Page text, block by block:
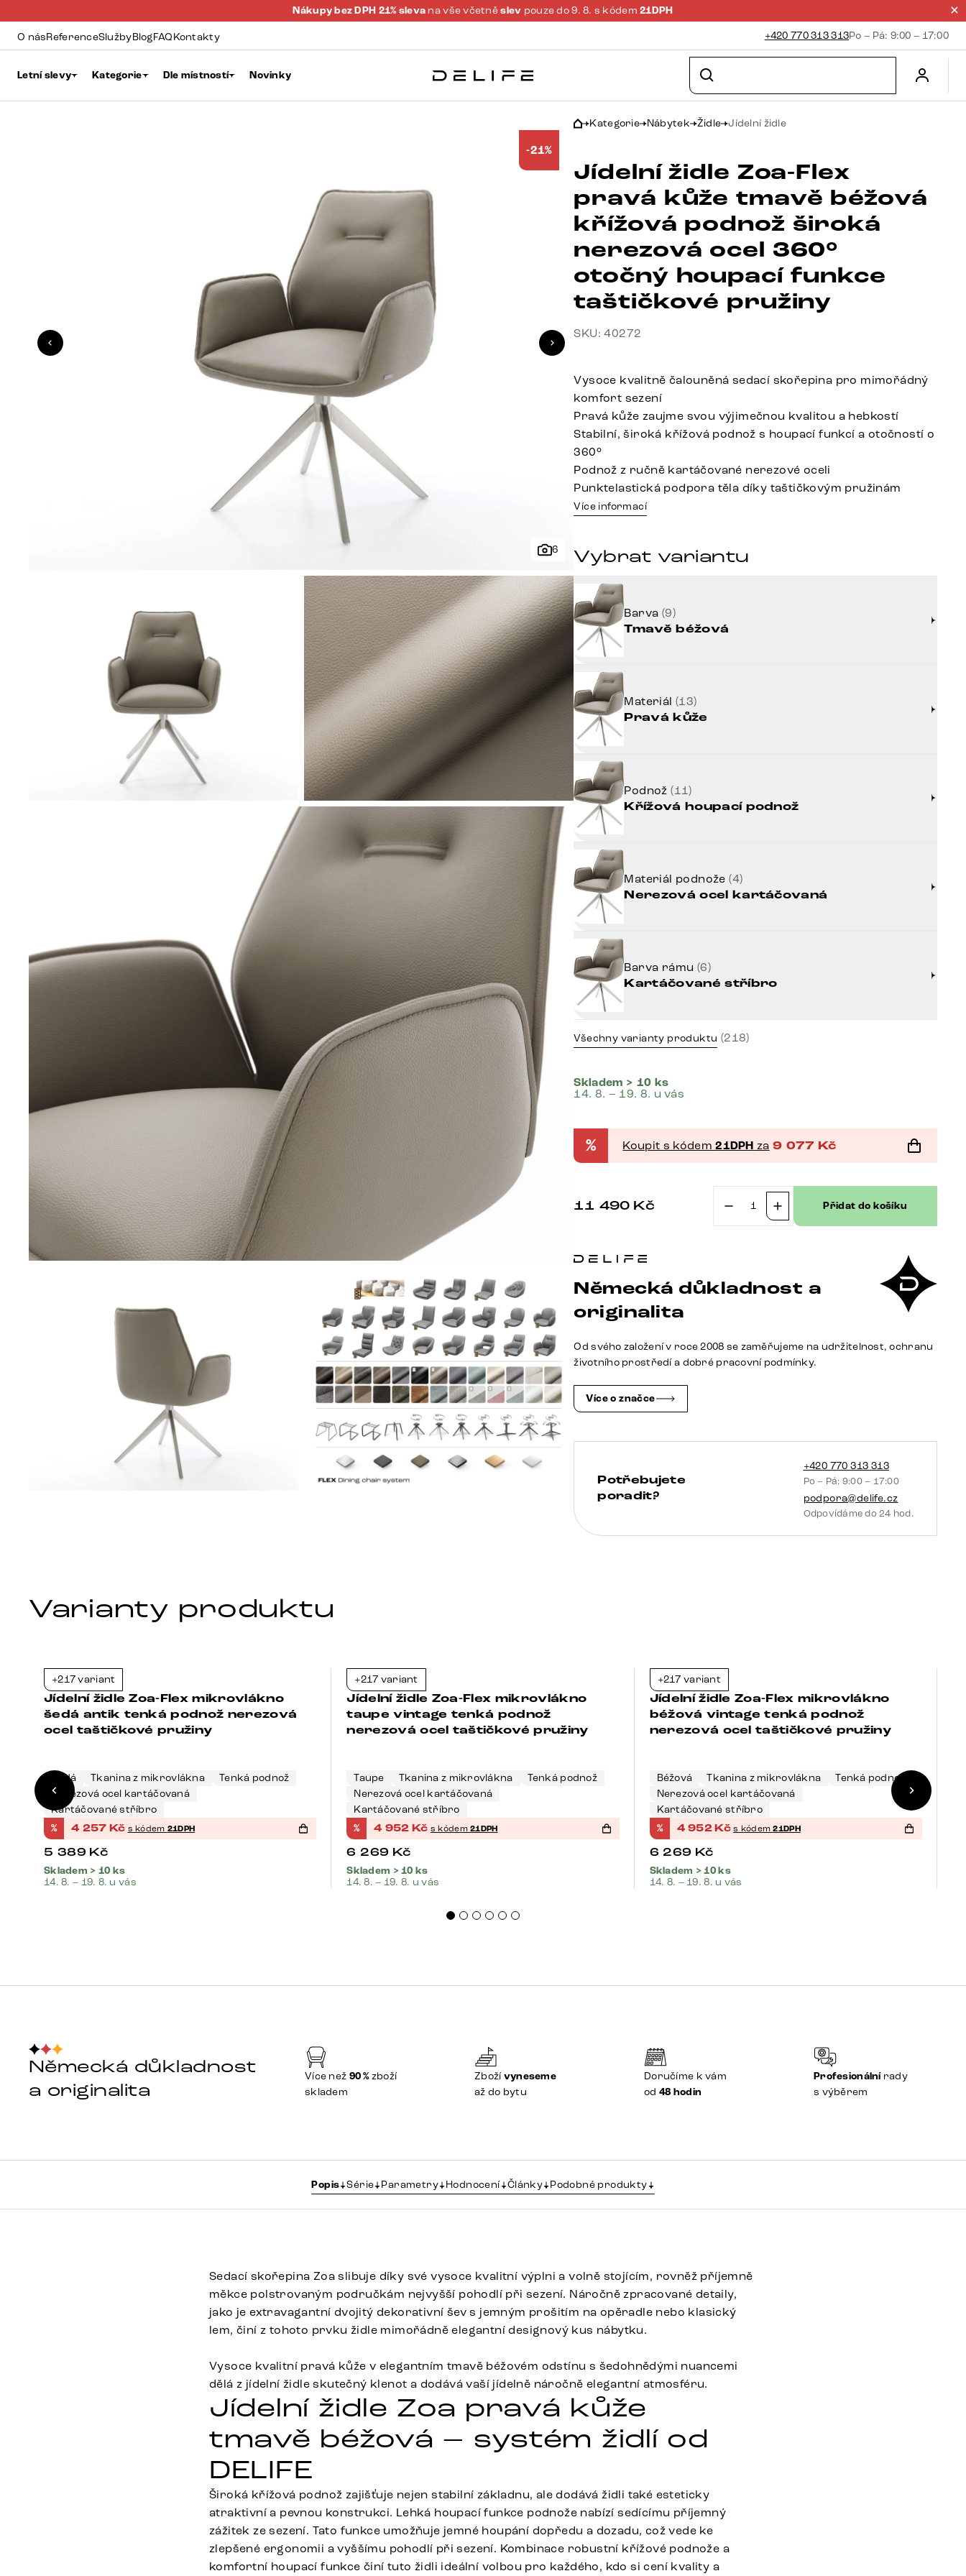
Nákupy bez DPH 21% sleva na vše včetněslev pouze do 9. 8. s kódem21DPH
O násReferenceSlužbyBlogFAQKontakty +420 770 313 313Po – Pá: 9:00 – 17:00
Letní slevy Kategorie Dle místností Novinky
6
-21%
Kategorie Nábytek Židle Jídelní židle
Jídelní židle Zoa-Flex
pravá kůže tmavě béžová
křížová podnož široká
nerezová ocel 360°
otočný houpací funkce
taštičkové pružiny
SKU: 40272
Vysoce kvalitně čalouněná sedací skořepina pro mimořádný
komfort sezení
Pravá kůže zaujme svou výjimečnou kvalitou a hebkostí
Stabilní, široká křížová podnož s houpací funkcí a otočností o
360°
Podnož z ručně kartáčované nerezové oceli
Punktelastická podpora těla díky taštičkovým pružinám
Více informací
Vybrat variantu
Barva (9)
Tmavě béžová
Materiál (13)
Pravá kůže
Podnož(11)
Křížová houpací podnož
Materiál podnože(4)
Nerezová ocel kartáčovaná
Barva rámu (6)
Kartáčované stříbro
Všechny varianty produktu (218)
Skladem > 10 ks
14. 8. – 19. 8. u vás
% Koupit s kódem21DPH za 9 077 Kč
11 490 Kč
pravá
béžová
křížová
pružiny
Přidat do košíku
Německá důkladnost a
originalita
Od svého založení v roce 2008 se zaměřujeme na udržitelnost, ochranu
životního prostředí a dobré pracovní podmínky.
Více o značce
Potřebujete
poradit?
+420 770 313 313
Po – Pá: 9:00 – 17:00
podpora@delife.cz
Odpovídáme do 24 hod.
Varianty produktu
+217 variant
Jídelní židle Zoa-Flex mikrovlákno
šedá antik tenká podnož nerezová
ocel taštičkové pružiny
Šedá Tkanina z mikrovlákna
Tenká podnož
Nerezová ocel kartáčovaná
Kartáčované stříbro
% 4 257 Kč s kódem 21DPH
5 389 Kč
Skladem > 10 ks
14. 8. – 19. 8. u vás
+217 variant
Jídelní židle Zoa-Flex mikrovlákno
taupe vintage tenká podnož
nerezová ocel taštičkové pružiny
Taupe Tkanina z mikrovlákna
Tenká podnož
Nerezová ocel kartáčovaná
Kartáčované stříbro
% 4 952Kč s kódem21DPH
6 269 Kč
Skladem > 10 ks
14. 8. – 19. 8. u vás
+217 variant
Jídelní židle Zoa-Flex mikrovlákno
béžová vintage tenká podnož
nerezová ocel taštičkové pružiny
Béžová Tkanina z mikrovlákna
Tenká podnož
Nerezová ocel kartáčovaná
Kartáčované stříbro
% 4 952Kč s kódem21DPH
6 269 Kč
Skladem > 10 ks
14. 8. – 19. 8. u vás
Německá důkladnost
a originalita
Více než 90 %zboží
skladem
Zbožívyneseme
až do bytu
Doručíme k vám
od 48 hodin
Profesionálnírady
s výběrem
Popis Série Parametry Hodnocení Články Podobné produkty
Sedací skořepina Zoa slibuje díky své vysoce kvalitní výplni a volně stojícím, rovněž příjemně
měkce polstrovaným područkám nejvyšší pohodlí při sezení. Náročně zpracované detaily,
jako je extravagantní dvojitý dekorativní šev s jemným prošitím na opěradle nebo klasický
lem, činí z tohoto prvku židle mimořádně elegantní designový kus nábytku.
Vysoce kvalitní pravá kůže v elegantním tmavě béžovém odstínu s šedohnědými nuancemi
dělá z jídelní židle skutečný klenot a dodává vaší jídelně náročně elegantní atmosféru.
Jídelní židle Zoa pravá kůže
tmavě béžová – systém židlí od
DELIFE
Široká křížová podnož zajišťuje nejen stabilní základnu, ale dodává židli také esteticky
atraktivní a pevnou konstrukci. Lehká houpací funkce podnože nabízí sedícímu příjemný
zážitek ze sezení. Tato funkce umožňuje jemné houpání dopředu a dozadu, což vede ke
zlepšené ergonomii a vyššímu pohodlí při sezení. Kombinace robustní křížové podnože a
komfortní houpací funkce činí tuto židli ideální volbou pro každého, kdo si cení kvality a